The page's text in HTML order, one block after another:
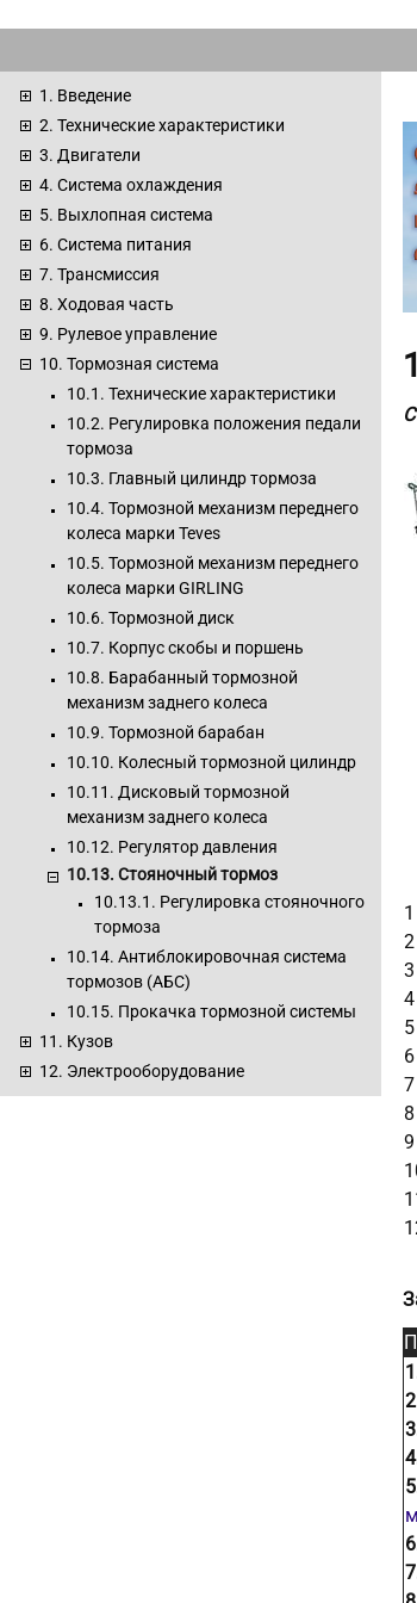
1. Введение
2. Технические характеристики
3. Двигатели
4. Система охлаждения
5. Выхлопная система
6. Система питания
7. Трансмиссия
8. Ходовая часть
9. Рулевое управление
10. Тормозная система
10.1. Технические характеристики
10.2. Регулировка положения педали
тормоза
10.3. Главный цилиндр тормоза
10.4. Тормозной механизм переднего
колеса марки Teves
10.5. Тормозной механизм переднего
колеса марки GIRLING
10.6. Тормозной диск
10.7. Корпус скобы и поршень
10.8. Барабанный тормозной
механизм заднего колеса
10.9. Тормозной барабан
10.10. Колесный тормозной цилиндр
10.11. Дисковый тормозной
механизм заднего колеса
10.12. Регулятор давления
10.13. Стояночный тормоз
10.13.1. Регулировка стояночного
тормоза
10.14. Антиблокировочная система
тормозов (АБС)
10.15. Прокачка тормозной системы
11. Кузов
12. Электрооборудование